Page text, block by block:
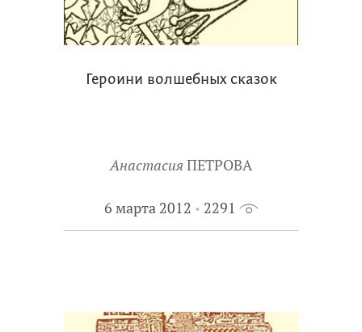
Героини волшебных сказок
Анастасия ПЕТРОВА
6 марта 2012 2291